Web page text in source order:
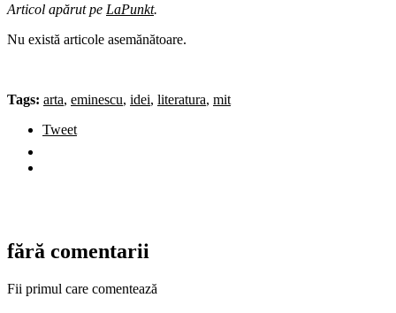
Articol apărut pe LaPunkt.
Nu există articole asemănătoare.
Tags: arta, eminescu, idei, literatura, mit
Tweet
fără comentarii
Fii primul care comentează